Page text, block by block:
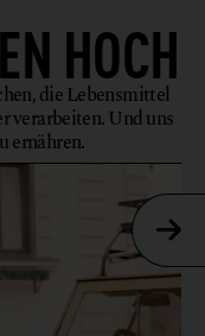
HOCH
die Lebensmittel
verarbeiten. Und uns
ernähren.